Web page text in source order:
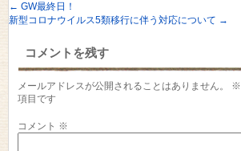
← GW最終日！
新型コロナウイルス5類移行に伴う対応について →
コメントを残す
メールアドレスが公開されることはありません。 ※
項目です
コメント ※